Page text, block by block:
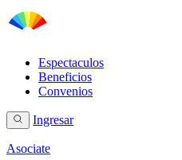
Espectaculos
Beneficios
Convenios
Ingresar
Asociate